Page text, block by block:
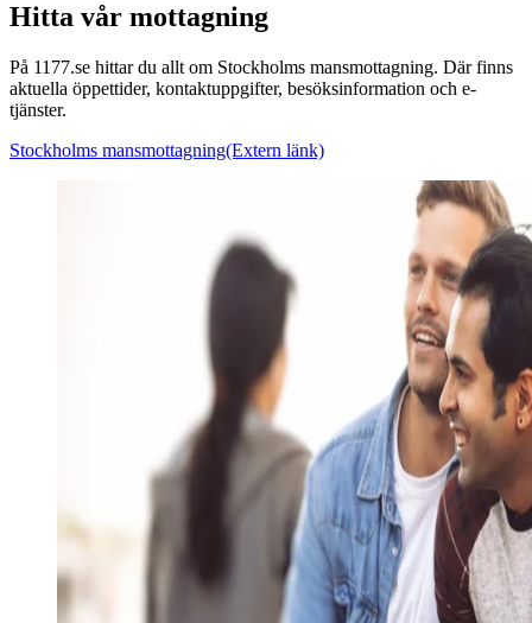
Hitta vår mottagning
På 1177.se hittar du allt om Stockholms mansmottagning. Där finns
aktuella öppettider, kontaktuppgifter, besöksinformation och e-
tjänster.
Stockholms mansmottagning(Extern länk)